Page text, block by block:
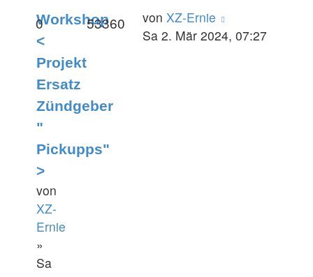
Workshop
<
Projekt
Ersatz
Zündgeber
"
Pickupps"
>
von
XZ-
Ernie
»
Sa
0 53360 von XZ-Ernie
Sa 2. Mär 2024, 07:27